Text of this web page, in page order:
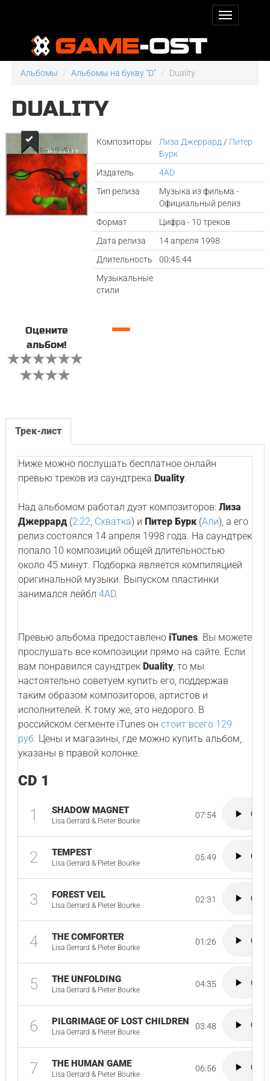
Альбомы Альбомы на букву "D" Duality
DUALITY
Композиторы Лиза Джеррард / Питер
Бурк
Издатель
4AD
Тип релиза
Музыка из фильма -
Официальный релиз
Формат
Цифра - 10 треков
Дата релиза
14 апреля 1998
Длительность
00:45:44
Музыкальные
стили
Оцените
альбом!
—
Трек-лист
Ниже можно послушать бесплатное онлайн
превью треков из саундтрека Duality.
Над альбомом работал дуэт композиторов: Лиза
Джеррард(2:22, Схватка) и Питер Бурк(Али), а его
релиз состоялся 14 апреля 1998 года. На саундтрек
попало 10 композиций общей длительностью
около 45 минут. Подборка является компиляцией
оригинальной музыки. Выпуском пластинки
занимался лейбл 4AD.
Превью альбома предоставлено iTunes. Вы можете
прослушать все композиции прямо на сайте. Если
вам понравился саундтрек Duality, то мы
настоятельно советуем купить его, поддержав
таким образом композиторов, артистов и
исполнителей. К тому же, это недорого. В
российском сегменте iTunes он стоит всего 129
руб. Цены и магазины, где можно купить альбом,
указаны в правой колонке.
CD 1
1 SHADOW MAGNET
Lisa Gerrard & Pieter Bourke
07:54
2 TEMPEST
Lisa Gerrard & Pieter Bourke
05:49
3 FOREST VEIL
Lisa Gerrard & Pieter Bourke
02:31
4 THE COMFORTER
Lisa Gerrard & Pieter Bourke
01:26
5 THE UNFOLDING
Lisa Gerrard & Pieter Bourke
04:35
6 PILGRIMAGE OF LOST CHILDREN
Lisa Gerrard & Pieter Bourke
03:48
7 THE HUMAN GAME
Lisa Gerrard & Pieter Bourke
06:56